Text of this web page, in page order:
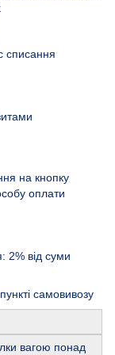
списання
на кнопку
оплати
2% від суми
самовивозу
вагою понад